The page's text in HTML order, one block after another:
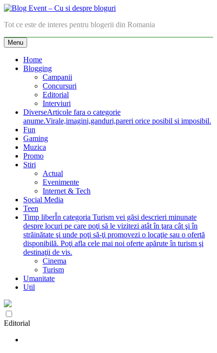
Skip
content
Blog Event – Cu si despre bloguri
Tot ce este de interes pentru blogerii din Romania
Menu
Home
Blogging
Campanii
Concursuri
Editorial
Interviuri
DiverseArticole fara o categorie
anume.Virale,imagini,ganduri,pareri orice posibil si imposibil.
Fun
Gaming
Muzica
Promo
Stiri
Actual
Evenimente
Internet & Tech
Social Media
Teen
Timp liberÎn categoria Turism vei găsi descrieri minunate
despre locuri pe care poţi să le vizitezi atât în ţara cât şi în
străinătate şi unde poţi să-ţi promovezi o locaţie sau o ofertă
disponibilă. Poţi afla cele mai noi oferte apărute în turism şi
destinaţii de vis.
Cinema
Turism
Umanitate
Util
Editorial